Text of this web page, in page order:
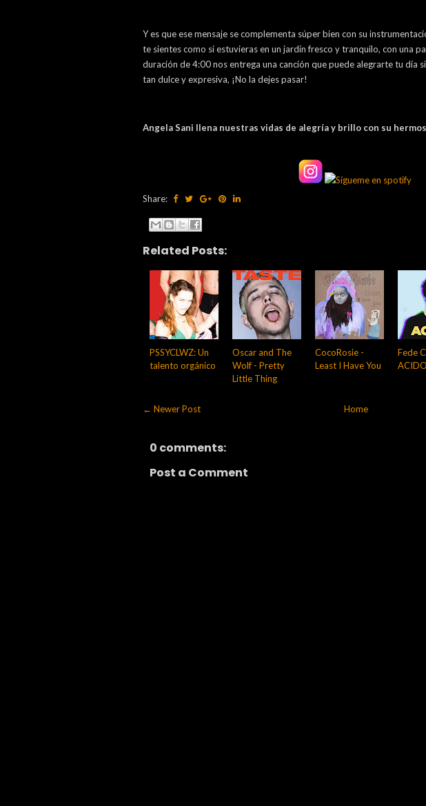
Y es que ese mensaje se complementa súper bien con su
te sientes como si estuvieras en un jardín fresco y tranquilo, con una
duración de 4:00 nos entrega una canción que puede alegrarte tu día
tan dulce y expresiva, ¡No la dejes pasar!
Angela Sani llena nuestras vidas de alegría y brillo con su
Share:
Related Posts:
PSSYCLWZ: Un
talento orgánico
Oscar and The
Wolf - Pretty
Little Thing
CocoRosie -
Least I Have You
Fede
ACIDO
← Newer Post Home
0 comments:
Post a Comment